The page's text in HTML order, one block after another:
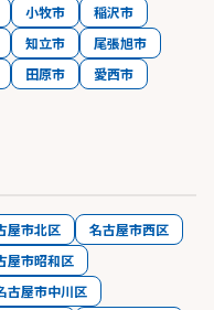
小牧市
稲沢市
知立市
尾張旭市
田原市
愛西市
屋市北区
名古屋市西区
屋市昭和区
古屋市中川区